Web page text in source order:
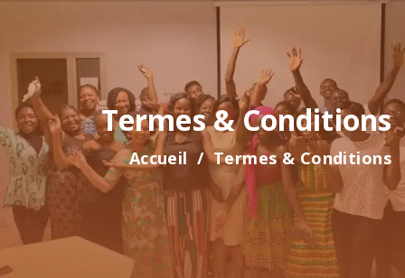
Termes & Conditions
Accueil Termes & Conditions